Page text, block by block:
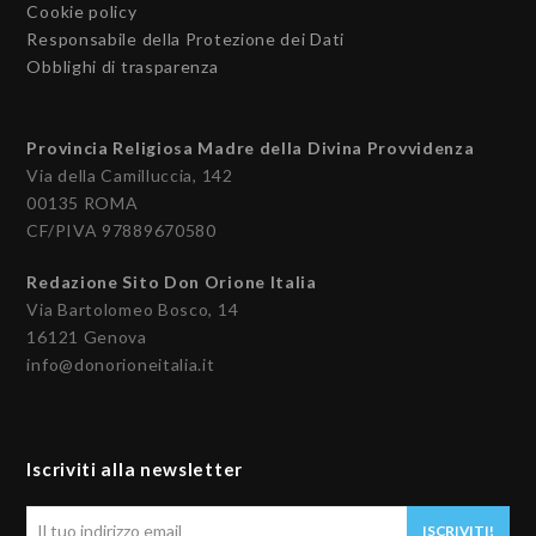
Cookie policy
Responsabile della Protezione dei Dati
Obblighi di trasparenza
Provincia Religiosa Madre della Divina Provvidenza
Via della Camilluccia, 142
00135 ROMA
CF/PIVA 97889670580
Redazione Sito Don Orione Italia
Via Bartolomeo Bosco, 14
16121 Genova
info@donorioneitalia.it
Iscriviti alla newsletter
ISCRIVITI!